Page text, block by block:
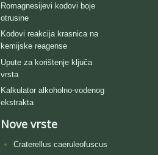
Romagnesijevi kodovi boje
otrusine
Kodovi reakcija krasnica na
kemijske reagense
Upute za korištenje ključa
vrsta
Kalkulator alkoholno-vodenog
ekstrakta
Nove vrste
Craterellus caeruleofuscus